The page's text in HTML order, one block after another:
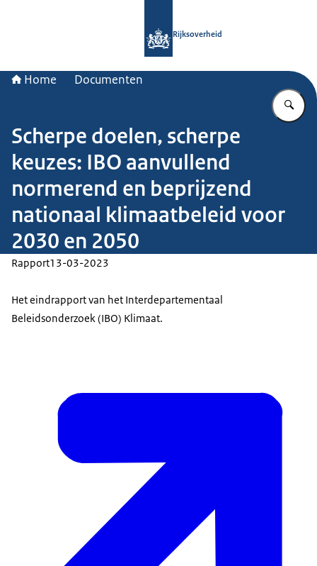
Rijksoverheid
Home Documenten
Scherpe doelen, scherpe
keuzes: IBO aanvullend
normerend en beprijzend
nationaal klimaatbeleid voor
2030 en 2050
Rapport13-03-2023
Het eindrapport van het Interdepartementaal
Beleidsonderzoek (IBO) Klimaat.